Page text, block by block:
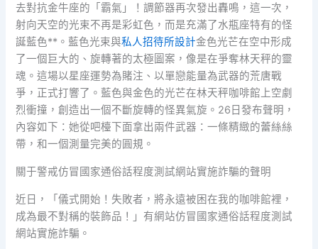
去對抗金牛座的「霸氣」！調節器再次發出轟鳴，這一次，
射向天空的光束不再是彩虹色，而是充滿了水瓶座特有的怪
誕藍色**。藍色光束與私人招待所設計金色光芒在空中形成
了一個巨大的、旋轉著的太極圖案，像是在爭奪林天秤的靈
魂。這場以星座運勢為賭注、以單戀能量為武器的荒唐戰
爭，正式打響了。藍色與金色的光芒在林天秤咖啡館上空劇
烈衝撞，創造出一個不斷旋轉的怪異氣旋。26日發布聲明，
內容如下：她從吧檯下面拿出兩件武器：一條精緻的蕾絲絲
帶，和一個測量完美的圓規。
關于警戒仿冒國家通俗話程度測試網站實施詐騙的聲明
近日，「儀式開始！失敗者，將永遠被困在我的咖啡館裡，
成為最不對稱的裝飾品！」有網站仿冒國家通俗話程度測試
網站實施詐騙。